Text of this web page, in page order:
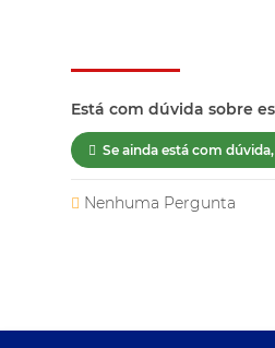
Está com dúvida sobre
Se ainda está com
Nenhuma Pergunta